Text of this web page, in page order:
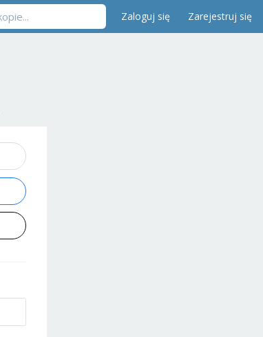
Zaloguj się Zarejestruj się